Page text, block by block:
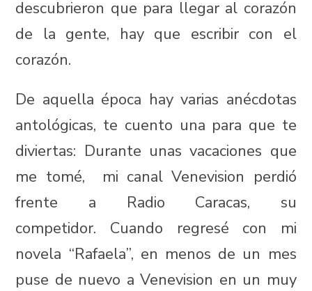
descubrieron que para llegar al corazón
de la gente, hay que escribir con el
corazón.
De aquella época hay varias anécdotas
antológicas, te cuento una para que te
diviertas: Durante unas vacaciones que
me tomé, mi canal Venevision perdió
frente a Radio Caracas, su
competidor. Cuando regresé con mi
novela “Rafaela”, en menos de un mes
puse de nuevo a Venevision en un muy